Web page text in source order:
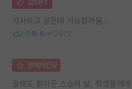
김GPT
석사하고 싶은데 가능할까욤...
0 6 2672
명예의전당
올해도 찾아온 스승의 날, 학생들에게